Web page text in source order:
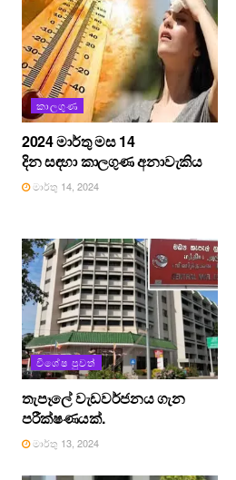
කාලගුණ
2024 මාර්තු මස 14
දින සඳහා කාලගුණ අනාවැකිය
මාර්තු 14, 2024
විශේෂ පුවත්
තැපෑලේ වැඩවර්ජනය ගැන
පරීක්ෂණයක්.
මාර්තු 13, 2024